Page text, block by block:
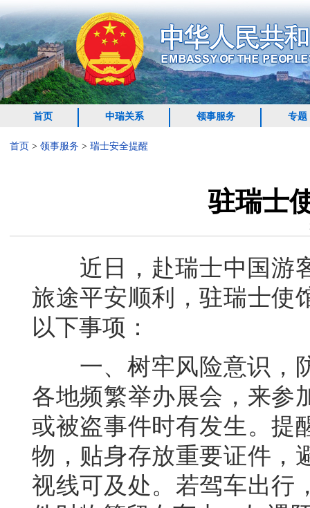
首页 中瑞关系 领事服务 专题
首页 > 领事服务 > 瑞士安全提醒
驻瑞士
近日，赴瑞士中国游客
旅途平安顺利，驻瑞士使
以下事项：
一、树牢风险意识，防
各地频繁举办展会，来参
或被盗事件时有发生。提
物，贴身存放重要证件，
视线可及处。若驾车出行